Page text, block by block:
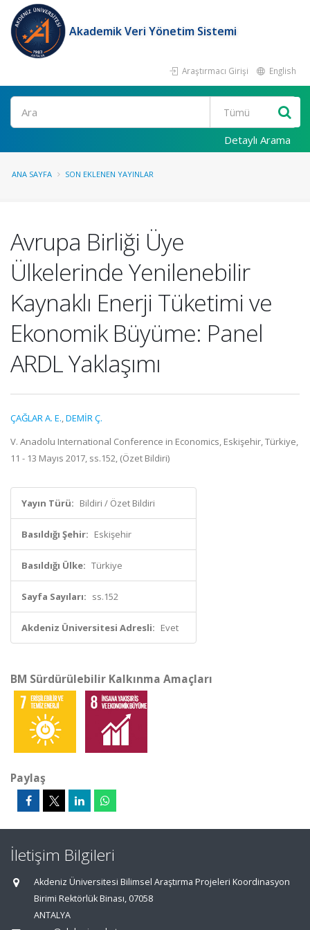
Akademik Veri Yönetim Sistemi
Araştırmacı Girişi English
Ara
Detaylı Arama
ANA SAYFA SON EKLENEN YAYINLAR
Avrupa Birliği Üye
Ülkelerinde Yenilenebilir
Kaynaklı Enerji Tüketimi ve
Ekonomik Büyüme: Panel
ARDL Yaklaşımı
ÇAĞLAR A. E.,DEMİR Ç.
V. Anadolu International Conference in Economics, Eskişehir, Türkiye,
11 - 13 Mayıs 2017, ss.152, (Özet Bildiri)
Yayın Türü: Bildiri / Özet Bildiri
Basıldığı Şehir: Eskişehir
Basıldığı Ülke: Türkiye
Sayfa Sayıları: ss.152
Akdeniz Üniversitesi Adresli: Evet
BM Sürdürülebilir Kalkınma Amaçları
Paylaş
İletişim Bilgileri
Akdeniz Üniversitesi Bilimsel Araştırma Projeleri Koordinasyon
Birimi Rektörlük Binası, 07058
ANTALYA